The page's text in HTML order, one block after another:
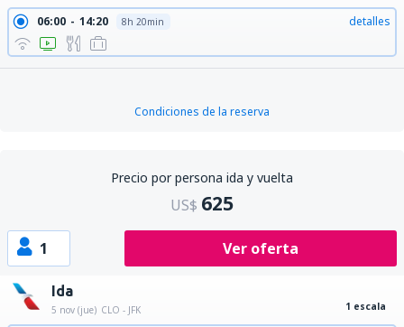
06:00 14:20 8h 20min detalles
Condiciones de la reserva
Precio por persona ida y vuelta
US$ 625
1 Ver oferta
Ida
5 nov (jue) CLO - JFK 1 escala